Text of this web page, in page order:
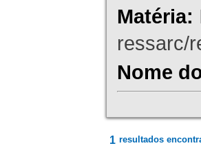
Matéria:
ressarc/
Nome
1 resultados